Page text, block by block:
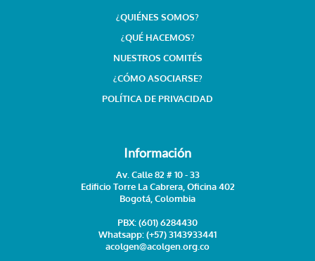
¿QUIÉNES SOMOS?
¿QUÉ HACEMOS?
NUESTROS COMITÉS
¿CÓMO ASOCIARSE?
POLÍTICA DE PRIVACIDAD
Información
Av. Calle 82 # 10 - 33
Edificio Torre La Cabrera, Oficina 402
Bogotá, Colombia
PBX:(601) 6284430
Whatsapp:(+57) 3143933441
acolgen@acolgen.org.co